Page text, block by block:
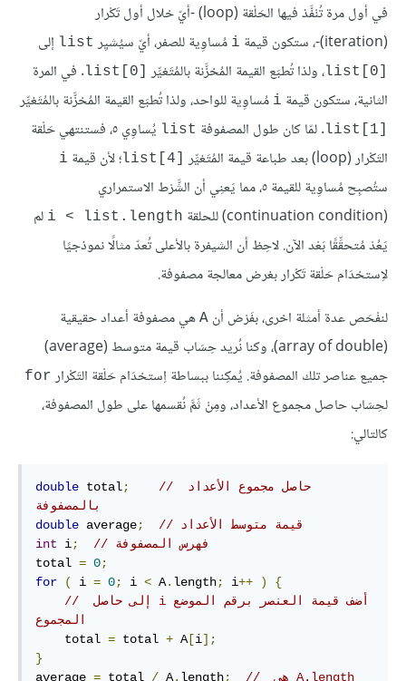
في أول مرة تُنْفَّذ فيها الحَلْقة (loop) -أيّ خلال أول تَكْرار
(iteration)-، ستكون قيمة
i مُساوِية للصفر، أيّ سيُشيِر list
list[0]‎ ، ولذا تُطبَع القيمة المُخزَّنة بالمُتَغيِّر list[0]‎ . في المرة
الثانية، ستكون قيمة i مُساوِية للواحد، ولذا تُطبَع القيمة المُخزَّنة بالمُتَغيِّر
list[1]‎ . لمّا كان طول المصفوفة list
يُساوِي ٥، فستنتهي حَلْقة
التَكْرار (loop) بعد طباعة قيمة المُتَغيِّر
list[4]‎ ؛ لأن قيمة i
ستُصبِح مُساوِية للقيمة ٥، مما يَعنِي أن الشَّرْط الاستمراري
(continuation condition) للحلقة
i < list.length‎‎ لم
يَعُدْ مُتحقِّقًا بَعْد الآن. لاحِظ أن الشيفرة بالأعلى تُعدّ مثالًا نموذجيًا
لاِستخدَام حَلْقة تَكْرار بغرض معالجة مصفوفة.
لنفْحَص عدة أمثلة اخرى، بفَرْض أن A هي مصفوفة أعداد حقيقية
(array of double)، وكنا نُريد حِسَاب قيمة متوسط (average)
جميع عناصر تلك المصفوفة. يُمكِننا ببساطة اِستخدَام حَلْقة التَكْرار for
لحِسَاب حاصل مجموع الأعداد، ومِنْ ثَمَّ نُقسمها على طول المصفوفة،
كالتالي:
double total;
// حاصل مجموع الأعداد
بالمصفوفة
double average;
// قيمة متوسط الأعداد
int i;
// فهرس المصفوفة
total = 0;
for
( i = 0; i < A. length; i++ )
{
// ‫أضف قيمة العنصر برقم الموضع i إلى حاصل
المجموع
    total
= total + A[i];
}
average = total / A. length;
// ‫A.length هي